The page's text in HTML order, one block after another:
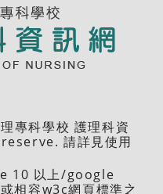
專科學校 護理科資
請詳見使用
10 以上/google
容w3c網頁標準之